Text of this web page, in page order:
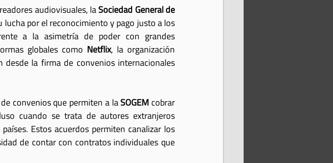
audiovisuales, la Sociedad General de
por el reconocimiento y pago justo a los
a la asimetría de poder con grandes
globales como Netflix, la organización
la firma de convenios internacionales
convenios que permiten a la SOGEM cobrar
cuando se trata de autores extranjeros
Estos acuerdos permiten canalizar los
de contar con contratos individuales que